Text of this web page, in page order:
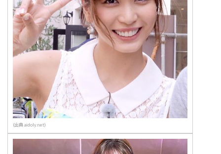
(出典 aidoly.net)